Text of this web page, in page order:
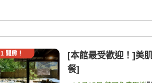
1間房！
[本館最受歡迎！]美
餐]